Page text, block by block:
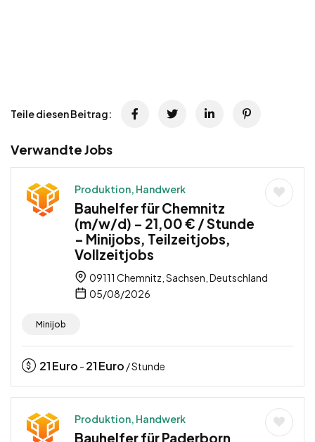
Teile diesen Beitrag:
Verwandte Jobs
Produktion, Handwerk
Bauhelfer für Chemnitz
(m/w/d) – 21,00 € / Stunde
– Minijobs, Teilzeitjobs,
Vollzeitjobs
09111 Chemnitz, Sachsen, Deutschland
05/08/2026
Minijob
21Euro - 21Euro / Stunde
Produktion, Handwerk
Bauhelfer für Paderborn